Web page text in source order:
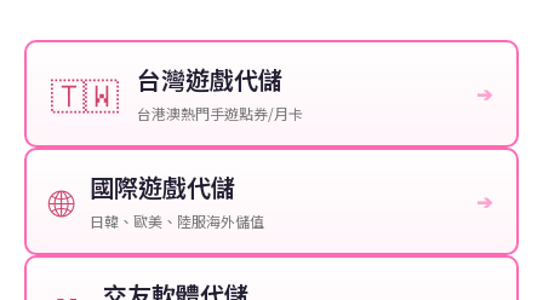
🇹🇼 台灣遊戲代儲
台港澳熱門手遊點券/月卡
➔
🌐 國際遊戲代儲
日韓、歐美、陸服海外儲值
➔